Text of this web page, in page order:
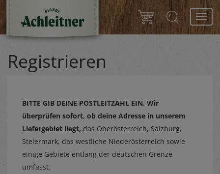
Registrieren
BITTE GIB DEINE POSTLEITZAHL EIN. Wir
überprüfen sofort, ob deine Adresse in unserem
Liefergebiet liegt, das Oberösterreich, Salzburg,
Steiermark, das westliche Niederösterreich sowie
einige Gebiete entlang der deutschen Grenze
umfasst.